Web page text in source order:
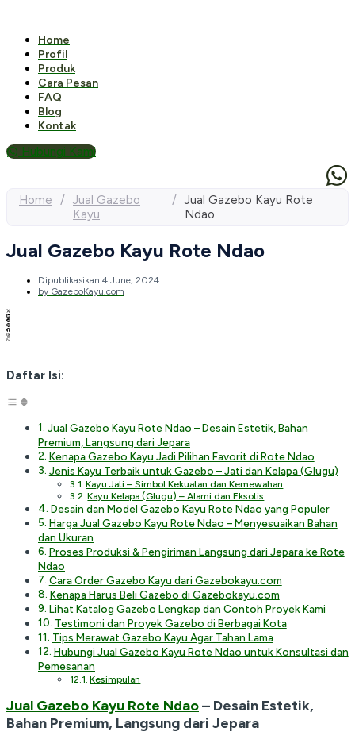
Home
Profil
Produk
Cara Pesan
FAQ
Blog
Kontak
Hubungi Kami
Home / Jual Gazebo
Kayu
/ Jual Gazebo Kayu Rote
Ndao
Jual Gazebo Kayu Rote Ndao
Dipublikasikan 4 June, 2024
by GazeboKayu.com
Daftar Isi:
Jual Gazebo Kayu Rote Ndao – Desain Estetik, Bahan
Premium, Langsung dari Jepara
Kenapa Gazebo Kayu Jadi Pilihan Favorit di Rote Ndao
Jenis Kayu Terbaik untuk Gazebo – Jati dan Kelapa (Glugu)
Kayu Jati – Simbol Kekuatan dan Kemewahan
Kayu Kelapa (Glugu) – Alami dan Eksotis
Desain dan Model Gazebo Kayu Rote Ndao yang Populer
Harga Jual Gazebo Kayu Rote Ndao – Menyesuaikan Bahan
dan Ukuran
Proses Produksi & Pengiriman Langsung dari Jepara ke Rote
Ndao
Cara Order Gazebo Kayu dari Gazebokayu.com
Kenapa Harus Beli Gazebo di Gazebokayu.com
Lihat Katalog Gazebo Lengkap dan Contoh Proyek Kami
Testimoni dan Proyek Gazebo di Berbagai Kota
Tips Merawat Gazebo Kayu Agar Tahan Lama
Hubungi Jual Gazebo Kayu Rote Ndao untuk Konsultasi dan
Pemesanan
Kesimpulan
Jual Gazebo Kayu Rote Ndao– Desain Estetik,
Bahan Premium, Langsung dari Jepara